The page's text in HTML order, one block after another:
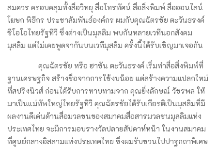
สมควร ครอบคลุมทั้งสื่อวิทยุ สื่อโทรทัศน์ สื่อสิ่งพิมพ์ สื่อออนไลน์
โฆษก พิธีกร ประชาสัมพันธ์องค์กร ผมกับคุณฉัตรชัย ตะวันธรงค์
ซีโอโอไทยรัฐทีวี ซึ่งต่างเป็นมุสลิม พบกันหลายเวทีนอกสังคม
มุสลิม แต่ไม่เคยพูดจากันบนเวทีมุสลิม ครั้งนี้ได้รับเชิญมาเจอกัน
คุณฉัตรชัย หรือ ฮาซัน ตะวันธรงค์ เริ่มทำสื่อสิ่งพิมพ์ที่
ฐานเศรษฐกิจ สร้างชื่อจากการใช้งบน้อย แต่สร้างความแปลกใหม่
ที่สปริงนิวส์ ก่อนได้รับการทาบทามจาก คุณยิ่งลักษณ์ วัชรพล ให้
มาเป็นแม่ทัพใหญ่ไทยรัฐทีวี คุณฉัตรชัยได้รับเกียรติเป็นมุสลิมที่มี
ผลงานดีเด่นด้านสื่อมวลชนของสมาคมสื่อสารมวลชนมุสลิมแห่ง
ประเทศไทย จะมีการมอบรางวัลปลายสัปดาห์หน้า ในงานสมาคม
ที่ศูนย์กลางอิสลามแห่งประเทศไทย ซึ่งผมรับชวนไปปาฐกถาพิเศษ